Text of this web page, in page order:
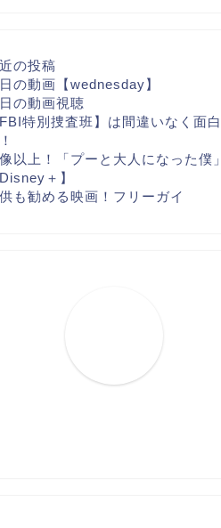
の投稿
の動画【wednesday】
の動画視聴
FBI特別捜査班】は間違いなく面白
以上！「プーと大人になった僕」
Disney＋】
も勧める映画！フリーガイ